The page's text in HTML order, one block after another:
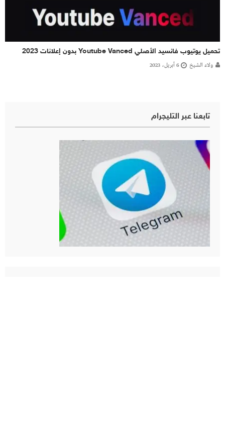
تحميل يوتيوب فانسيد الأصلي Youtube Vanced بدون إعلانات 2023
ولاء الشيخ 6 أبريل، 2023
تابعنا عبر التليجرام